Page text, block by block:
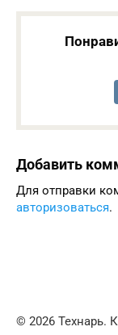
Добавить
Для отправки
авторизоваться.
© 2026 Технарь.